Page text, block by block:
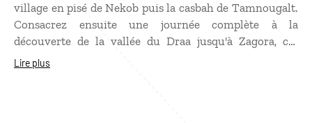
village en pisé de Nekob puis la casbah de Tamnougalt.
Consacrez ensuite une journée complète à la
découverte de la vallée du Draa jusqu'à Zagora, cet
immense ruban de verdure qui serpente sur 250
Lire plus